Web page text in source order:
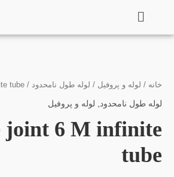
محتوا
خانه / لوله و پروفیل / لوله طول نامحدود / foldable joint 6 M infinite tube
لوله طول نامحدود لوله و پروفیل
joint 6 M infinite
tube